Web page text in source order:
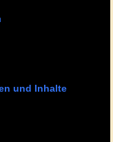
und Inhalte